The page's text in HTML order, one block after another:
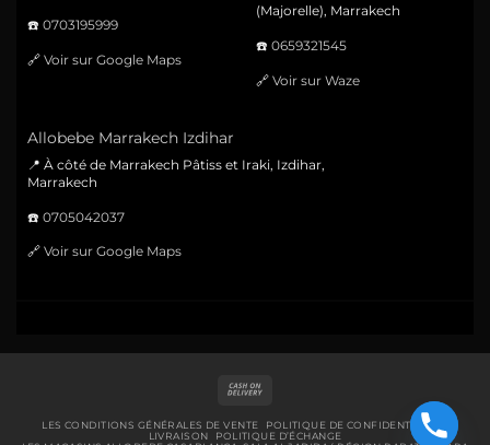
☎️ 0703195999
🔗 Voir sur Google Maps
(Majorelle), Marrakech
☎️ 0659321545
🔗 Voir sur Waze
Allobebe Marrakech Izdihar
📍 À côté de Marrakech Pâtiss et Iraki, Izdihar,
Marrakech
☎️ 0705042037
🔗 Voir sur Google Maps
Delivery
LES CONDITIONS GÉNÉRALES DE VENTE
POLITIQUE DE CONFIDENTIALITÉ
LIVRAISON
POLITIQUE D’ÉCHANGE